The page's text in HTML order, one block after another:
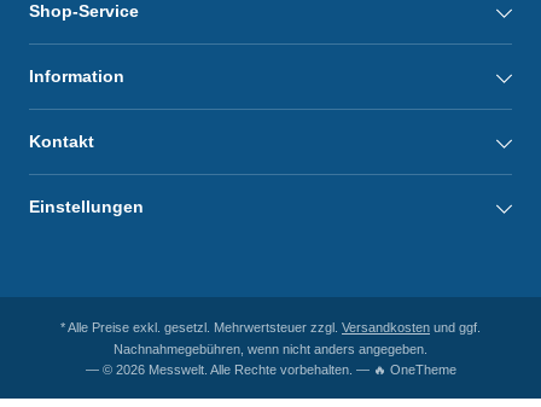
Shop-Service
Information
Kontakt
Einstellungen
* Alle Preise exkl. gesetzl. Mehrwertsteuer zzgl. Versandkosten und ggf.
Nachnahmegebühren, wenn nicht anders angegeben.
— © 2026 Messwelt. Alle Rechte vorbehalten. — 🔥 OneTheme